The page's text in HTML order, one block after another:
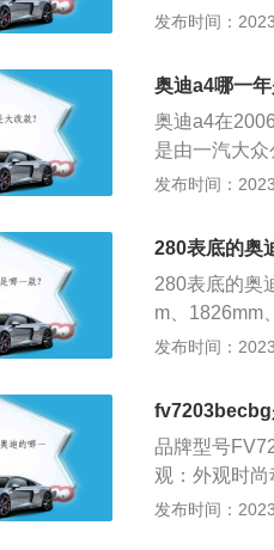
化是，前脸
中3.0TFSI发
结合使其具
力）的最大
发布时间：
奥迪a4哪一
奥迪a4在
是由一汽大
标配的多项
周期内要经
1-3年内再发
外观、内饰
发布时间：
280表底的奥
280表底的奥
m、1826mm
机，搭载新
两侧U形镀铬
发布时间：
fv7203becbg
品牌型号
观：外观时
观总体比较完
发布时间：